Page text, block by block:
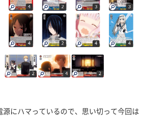
源にハマっているので、思い切って今回は